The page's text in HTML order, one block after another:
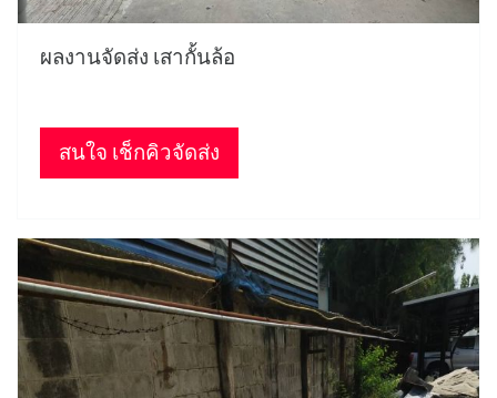
ผลงานจัดส่ง เสากั้นล้อ
สนใจ เช็กคิวจัดส่ง